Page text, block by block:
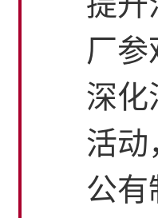
厂
深化
活动
公有